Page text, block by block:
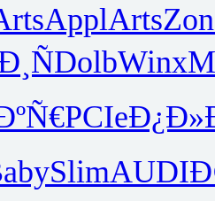
ApplArts
DolbWinx
PCIe
SlimAUDI